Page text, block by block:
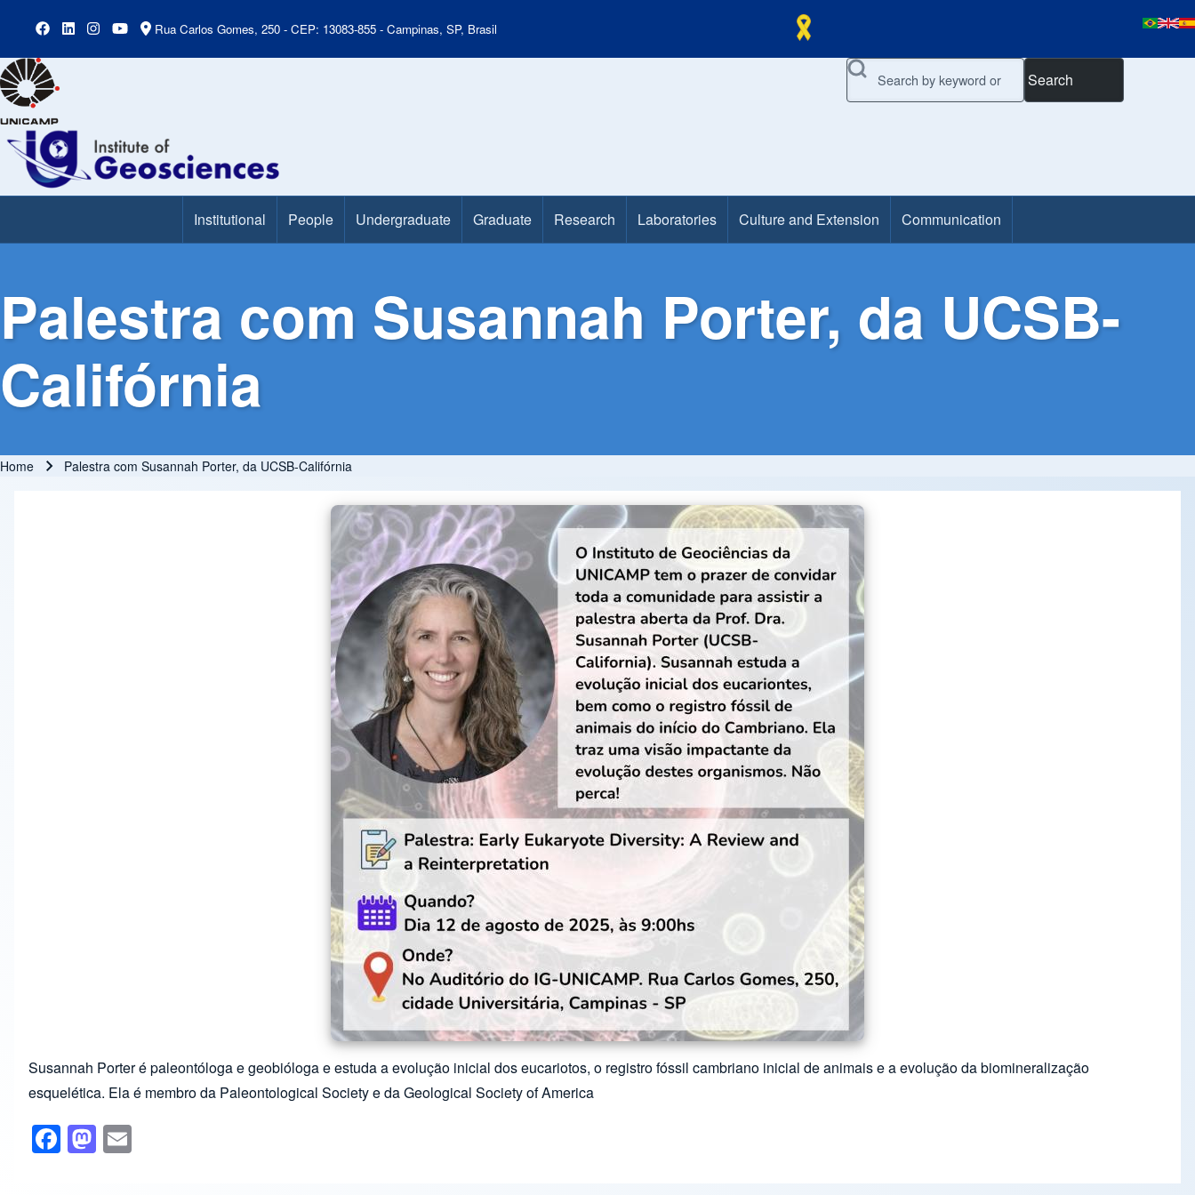
Rua Carlos Gomes, 250 - CEP: 13083-855 - Campinas, SP, Brasil
Search
Main Menu Institutional People Undergraduate Graduate Research Laboratories Culture and Extension Communication
Palestra com Susannah Porter, da UCSB-
Califórnia
Home Palestra com Susannah Porter, da UCSB-Califórnia
Susannah Porter é paleontóloga e geobióloga e estuda a evolução inicial dos eucariotos, o registro fóssil cambriano inicial de animais e a evolução da biomineralização
esquelética. Ela é membro da Paleontological Society e da Geological Society of America
F
a
M
a